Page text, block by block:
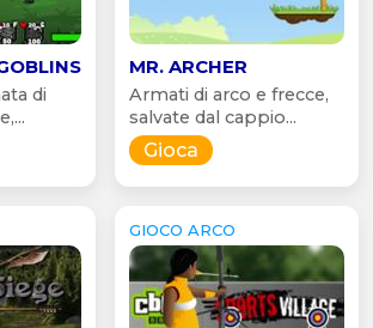
di
MR. ARCHER
Armati di arco e frecce,
salvate dal cappio...
Gioca
GIOCO ARCO